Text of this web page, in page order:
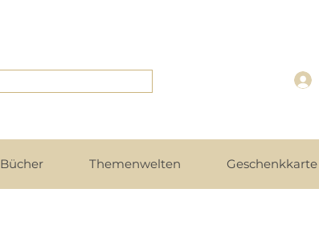
Bücher Themenwelten